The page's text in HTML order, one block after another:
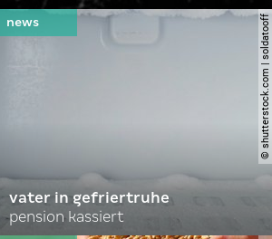
© shutterstock.com | soldatooff
vater in gefriertruhe
pension kassiert